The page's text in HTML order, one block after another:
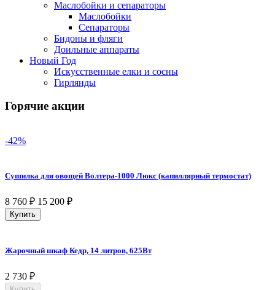
Маслобойки и сепараторы
Маслобойки
Сепараторы
Бидоны и фляги
Доильные аппараты
Новый Год
Искусственные елки и сосны
Гирлянды
Горячие акции
-42%
Сушилка для овощей Волтера-1000 Люкс (капиллярный термостат)
8 760 ₽ 15 200 ₽
Купить
Жарочный шкаф Кедр, 14 литров, 625Вт
2 730 ₽